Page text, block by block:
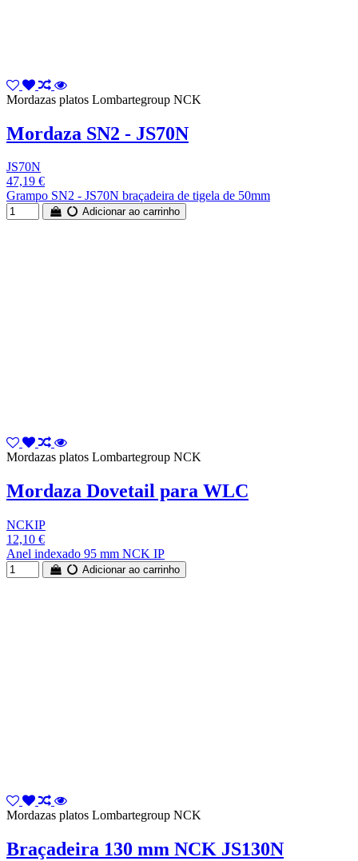
Mordazas platos Lombartegroup NCK
Mordaza SN2 - JS70N
JS70N
47,19 €
Grampo SN2 - JS70N braçadeira de tigela de 50mm
Adicionar ao carrinho
Mordazas platos Lombartegroup NCK
Mordaza Dovetail para WLC
NCKIP
12,10 €
Anel indexado 95 mm NCK IP
Adicionar ao carrinho
Mordazas platos Lombartegroup NCK
Braçadeira 130 mm NCK JS130N